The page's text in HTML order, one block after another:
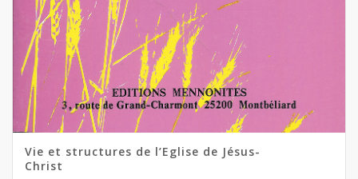
Vie et structures de l’Eglise de Jésus-
Christ